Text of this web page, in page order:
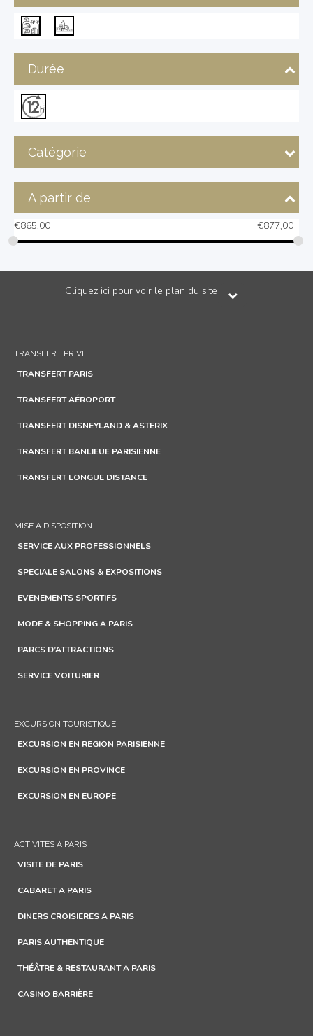
Durée
Catégorie
A partir de
€865,00 €877,00
Cliquez ici pour voir le plan du site
TRANSFERT PRIVE
TRANSFERT PARIS
TRANSFERT AÉROPORT
TRANSFERT DISNEYLAND & ASTERIX
TRANSFERT BANLIEUE PARISIENNE
TRANSFERT LONGUE DISTANCE
MISE A DISPOSITION
SERVICE AUX PROFESSIONNELS
SPECIALE SALONS & EXPOSITIONS
EVENEMENTS SPORTIFS
MODE & SHOPPING A PARIS
PARCS D’ATTRACTIONS
SERVICE VOITURIER
EXCURSION TOURISTIQUE
EXCURSION EN REGION PARISIENNE
EXCURSION EN PROVINCE
EXCURSION EN EUROPE
ACTIVITES A PARIS
VISITE DE PARIS
CABARET A PARIS
DINERS CROISIERES A PARIS
PARIS AUTHENTIQUE
THÉÂTRE & RESTAURANT A PARIS
CASINO BARRIÈRE